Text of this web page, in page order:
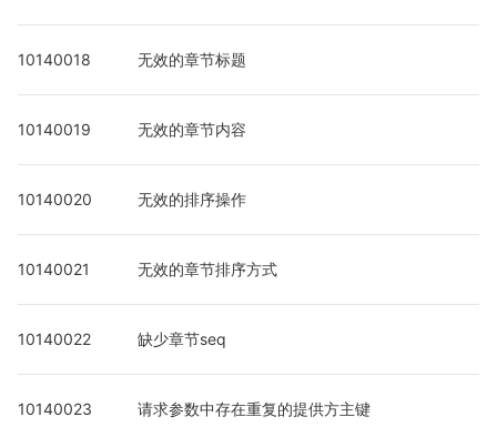
10140018 无效的章节标题
10140019 无效的章节内容
10140020 无效的排序操作
10140021 无效的章节排序方式
10140022 缺少章节seq
10140023 请求参数中存在重复的提供方主键